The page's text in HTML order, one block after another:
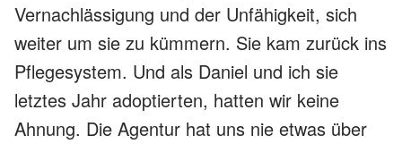
Vernachlässigung und der Unfähigkeit, sich
weiter um sie zu kümmern. Sie kam zurück ins
Pflegesystem. Und als Daniel und ich sie
letztes Jahr adoptierten, hatten wir keine
Ahnung. Die Agentur hat uns nie etwas über